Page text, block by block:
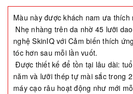
Màu này được khách nam ưa thích
Nhẹ nhàng trên da nhờ 45 lưỡi
nghệ SkinIQ với Cảm biến thích
tóc hơn sau mỗi lần vuốt.
Được thiết kế để tồn tại lâu dài:
năm và lưỡi thép tự mài sắc trong
máy cạo râu hoạt động như mới